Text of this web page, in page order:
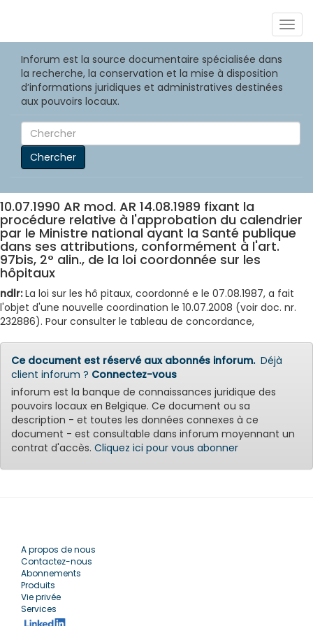
Inforum est la source documentaire spécialisée dans
la recherche, la conservation et la mise à disposition
d’informations juridiques et administratives destinées
aux pouvoirs locaux.
Chercher
10.07.1990 AR mod. AR 14.08.1989 fixant la
procédure relative à l'approbation du calendrier
par le Ministre national ayant la Santé publique
dans ses attributions, conformément à l'art.
97bis, 2° alin., de la loi coordonnée sur les
hôpitaux
ndlr:La loi sur les hô pitaux, coordonné e le 07.08.1987, a fait
l'objet d'une nouvelle coordination le 10.07.2008 (voir doc. nr.
232886). Pour consulter le tableau de concordance,
Ce document est réservé aux abonnés inforum.Déjà
client inforum ? Connectez-vous
inforum est la banque de connaissances juridique des
pouvoirs locaux en Belgique. Ce document ou sa
description - et toutes les données connexes à ce
document - est consultable dans inforum moyennant un
contrat d'accès. Cliquez ici pour vous abonner
A propos de nous
Contactez-nous
Abonnements
Produits
Vie privée
Services